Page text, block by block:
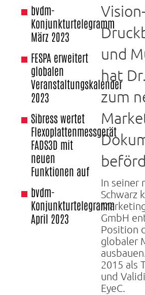
bvdm-
Konjunkturtelegramm
März 2023
FESPA erweitert
globalen
Veranstaltungskalender
2023
Sibress wertet
Flexoplattenmessgerät
FADS3D mit
neuen
Funktionen auf
bvdm-
Konjunkturtelegramm
April 2023
und
hat
zum
In seiner
Schwarz
GmbH
Position
globaler
2015 als
und
EyeC.